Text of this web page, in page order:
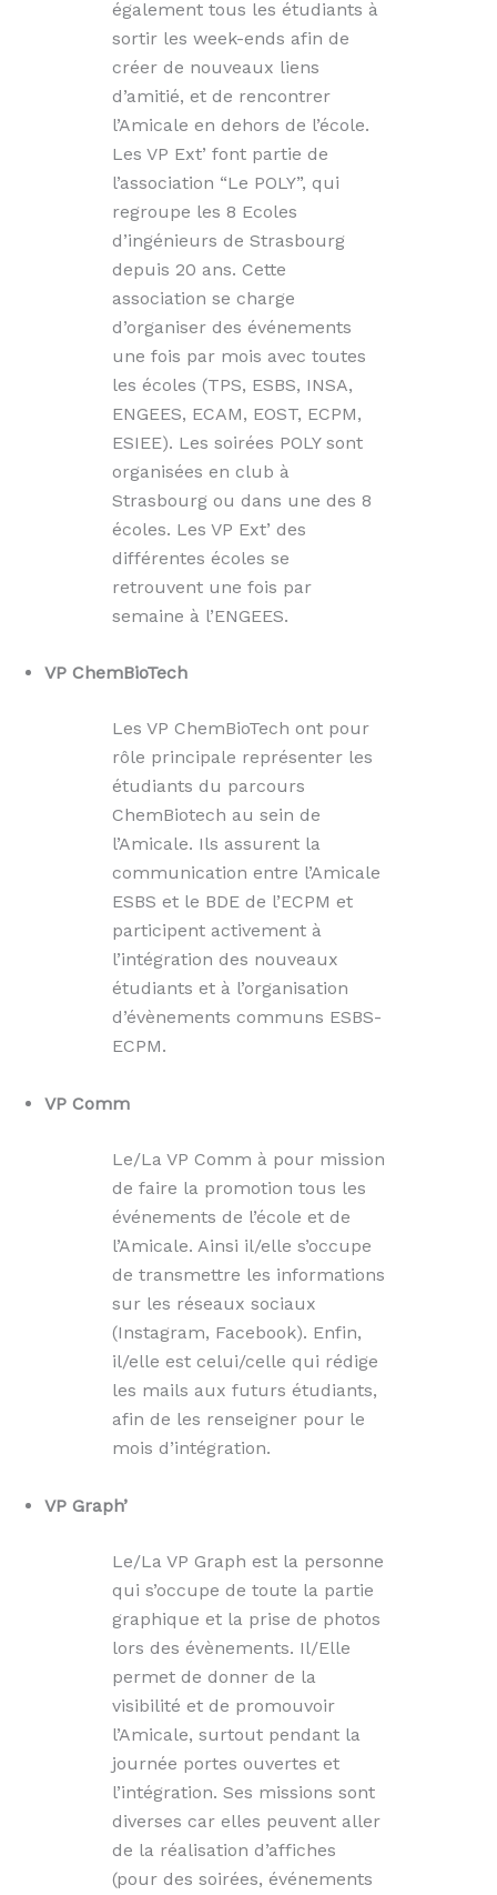
également tous les étudiants à
sortir les week-ends afin de
créer de nouveaux liens
d’amitié, et de rencontrer
l’Amicale en dehors de l’école.
Les VP Ext’ font partie de
l’association “Le POLY”, qui
regroupe les 8 Ecoles
d’ingénieurs de Strasbourg
depuis 20 ans. Cette
association se charge
d’organiser des événements
une fois par mois avec toutes
les écoles (TPS, ESBS, INSA,
ENGEES, ECAM, EOST, ECPM,
ESIEE). Les soirées POLY sont
organisées en club à
Strasbourg ou dans une des 8
écoles. Les VP Ext’ des
différentes écoles se
retrouvent une fois par
semaine à l’ENGEES.
VP ChemBioTech
Les VP ChemBioTech ont pour
rôle principale représenter les
étudiants du parcours
ChemBiotech au sein de
l’Amicale. Ils assurent la
communication entre l’Amicale
ESBS et le BDE de l’ECPM et
participent activement à
l’intégration des nouveaux
étudiants et à l’organisation
d’évènements communs ESBS-
ECPM.
VP Comm
Le/La VP Comm à pour mission
de faire la promotion tous les
événements de l’école et de
l’Amicale. Ainsi il/elle s’occupe
de transmettre les informations
sur les réseaux sociaux
(Instagram, Facebook). Enfin,
il/elle est celui/celle qui rédige
les mails aux futurs étudiants,
afin de les renseigner pour le
mois d’intégration.
VP Graph’
Le/La VP Graph est la personne
qui s’occupe de toute la partie
graphique et la prise de photos
lors des évènements. Il/Elle
permet de donner de la
visibilité et de promouvoir
l’Amicale, surtout pendant la
journée portes ouvertes et
l’intégration. Ses missions sont
diverses car elles peuvent aller
de la réalisation d’affiches
(pour des soirées, événements